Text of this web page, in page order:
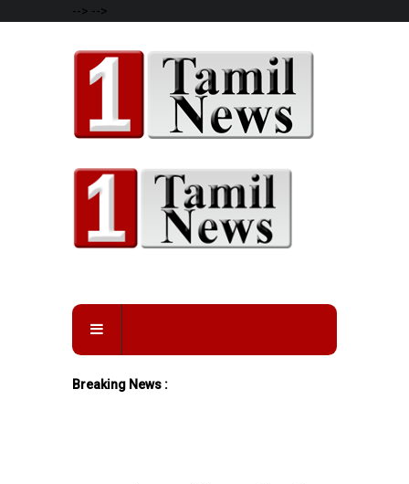
--> -->
Breaking News :